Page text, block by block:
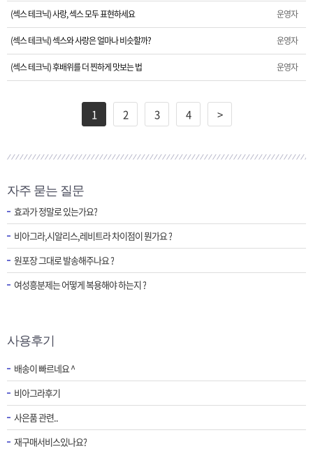
(섹스 테크닉) 사랑, 섹스 모두 표현하세요 운영자
(섹스 테크닉) 섹스와 사랑은 얼마나 비슷할까? 운영자
(섹스 테크닉) 후배위를 더 찐하게 맛보는 법 운영자
1 2 3 4 >
자주 묻는 질문
효과가 정말로 있는가요?
비아그라,시알리스,레비트라 차이점이 뭔가요 ?
원포장 그대로 발송해주나요 ?
여성흥분제는 어떻게 복용해야 하는지 ?
사용후기
배송이 빠르네요 ^
비아그라후기
사은품 관련..
재구매서비스있나요?